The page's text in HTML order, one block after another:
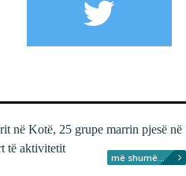
në Kotë, 25 grupe marrin pjesë në
të aktivitetit
më shumë...